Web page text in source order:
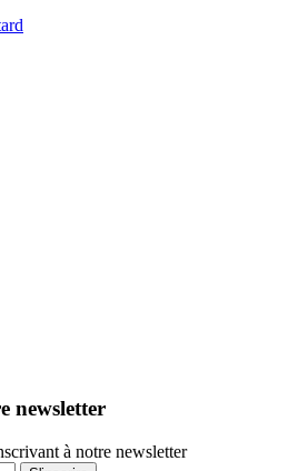
newsletter
à notre newsletter